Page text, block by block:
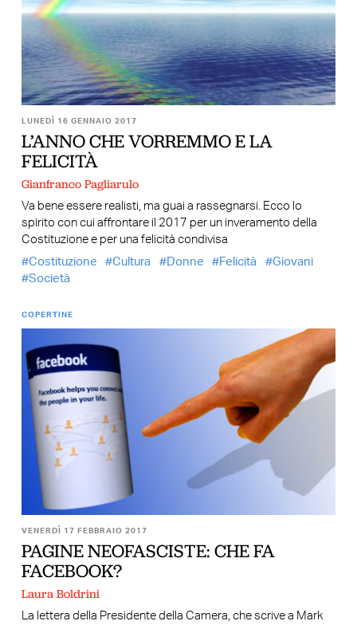
LUNEDÌ 16 GENNAIO 2017
L’ANNO CHE VORREMMO E LA
FELICITÀ
Gianfranco Pagliarulo
Va bene essere realisti, ma guai a rassegnarsi. Ecco lo
spirito con cui affrontare il 2017 per un inveramento della
Costituzione e per una felicità condivisa
Costituzione
Cultura Donne Felicità
Giovani
Società
COPERTINE
VENERDÌ 17 FEBBRAIO 2017
PAGINE NEOFASCISTE: CHE FA
FACEBOOK?
Laura Boldrini
La lettera della Presidente della Camera, che scrive a Mark